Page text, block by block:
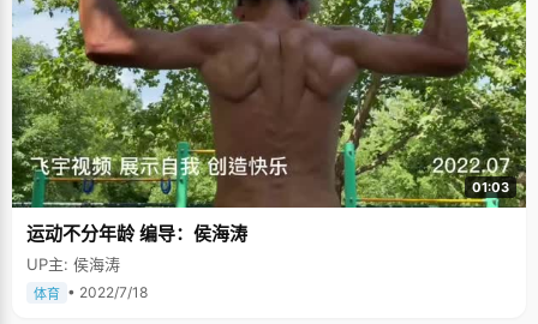
01:03
运动不分年龄 编导：侯海涛
UP主: 侯海涛
体育 • 2022/7/18